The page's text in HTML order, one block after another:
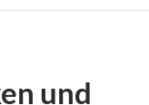
und